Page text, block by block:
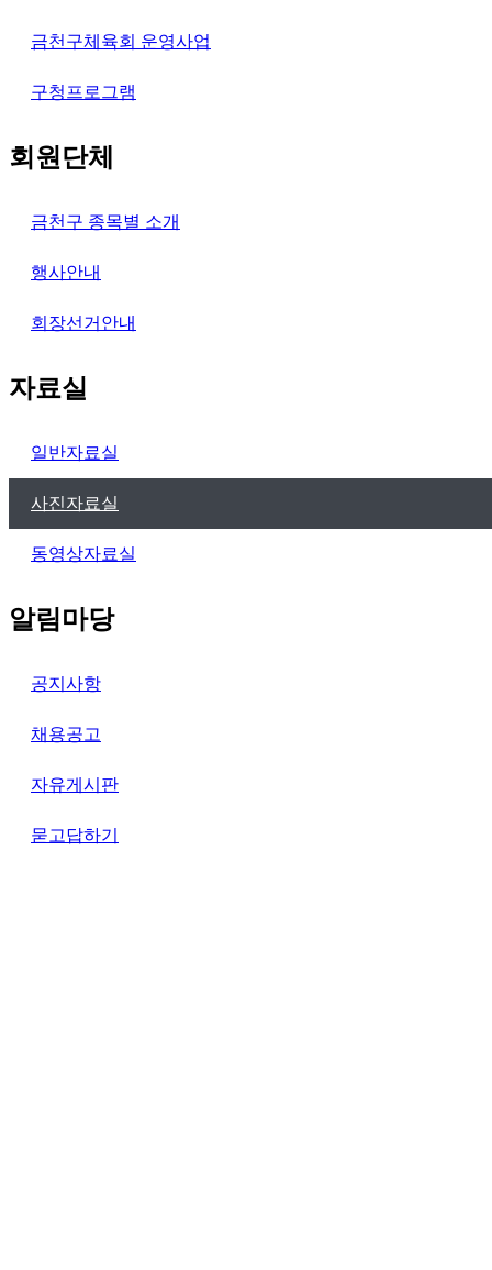
금천구체육회 운영사업
구청프로그램
회원단체
금천구 종목별 소개
행사안내
회장선거안내
자료실
일반자료실
사진자료실
동영상자료실
알림마당
공지사항
채용공고
자유게시판
묻고답하기